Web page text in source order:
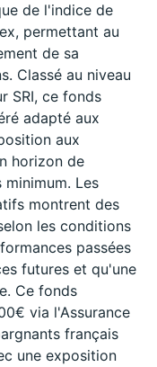
de l'indice de
permettant au
de sa
Classé au niveau
SRI, ce fonds
adapté aux
aux
horizon de
Les
montrent des
les conditions
passées
futures et qu'une
Ce fonds
via l'Assurance
français
une exposition